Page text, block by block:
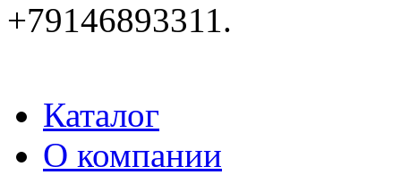
+79146893311.
Каталог
О компании